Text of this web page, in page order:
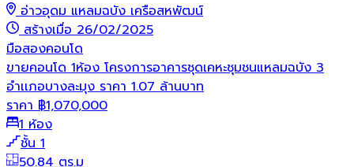
อ่าวอุดม แหลมฉบัง เครือสหพัฒน์
สร้างเมื่อ 26/02/2025
มือสองคอนโด
ขายคอนโด 1ห้อง โครงการอาคารชุดเคหะชุมชนแหลมฉบัง 3
อำเเภอบางละมุง ราคา 1.07 ล้านบาท
ราคา ฿1,070,000
1 ห้อง
ชั้น 1
50.84 ตร.ม